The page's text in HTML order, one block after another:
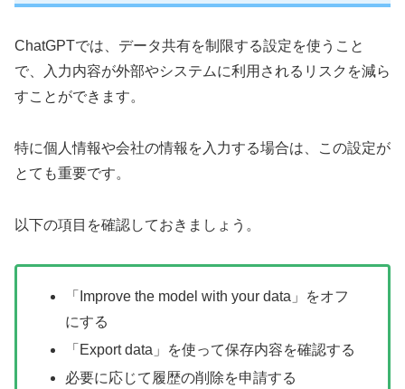
ChatGPTでは、データ共有を制限する設定を使うこと
で、入力内容が外部やシステムに利用されるリスクを減ら
すことができます。
特に個人情報や会社の情報を入力する場合は、この設定が
とても重要です。
以下の項目を確認しておきましょう。
「Improve the model with your data」をオフ
にする
「Export data」を使って保存内容を確認する
必要に応じて履歴の削除を申請する